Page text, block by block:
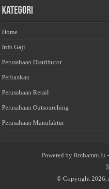
Kategori
Home
Info Gaji
Perusahaan Distributor
Perbankan
Perusahaan Retail
Perusahaan Outsourching
Perusahaan Manufaktur
Powered by Rmhamm.lu
© Copyright 2026,